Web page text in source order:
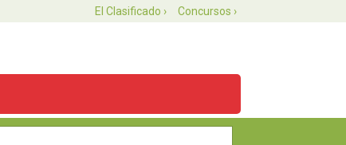
El Clasificado › Concursos ›